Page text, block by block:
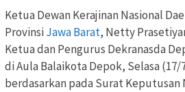
Ketua Dewan Kerajinan Nasional
ProvinsiJawa Barat, Netty
Ketua dan Pengurus Dekranasda
di Aula Balaikota Depok, Selasa
berdasarkan pada Surat Keputusan